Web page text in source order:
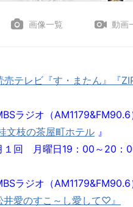
画像一覧 動画
売テレビ『す・またん』『
ラジオ（AM1179&FM90.6
文枝の茶屋町ホテル 』
１回 月曜日19：00～20：
ラジオ（AM1179&FM90.6
井愛のすこ～し愛して♡』